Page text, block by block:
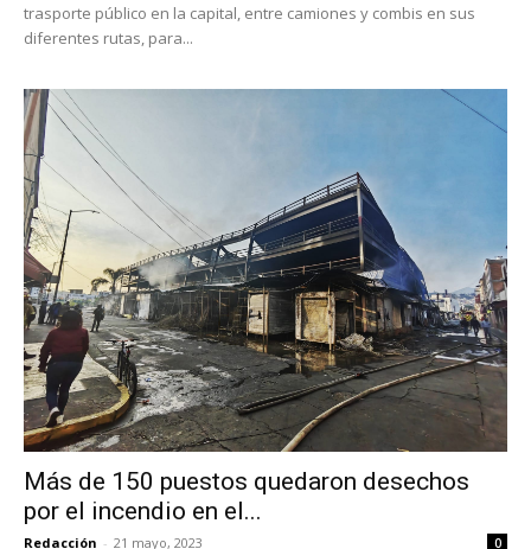
trasporte público en la capital, entre camiones y combis en sus
diferentes rutas, para...
Más de 150 puestos quedaron desechos
por el incendio en el...
Redacción - 21 mayo, 2023 0